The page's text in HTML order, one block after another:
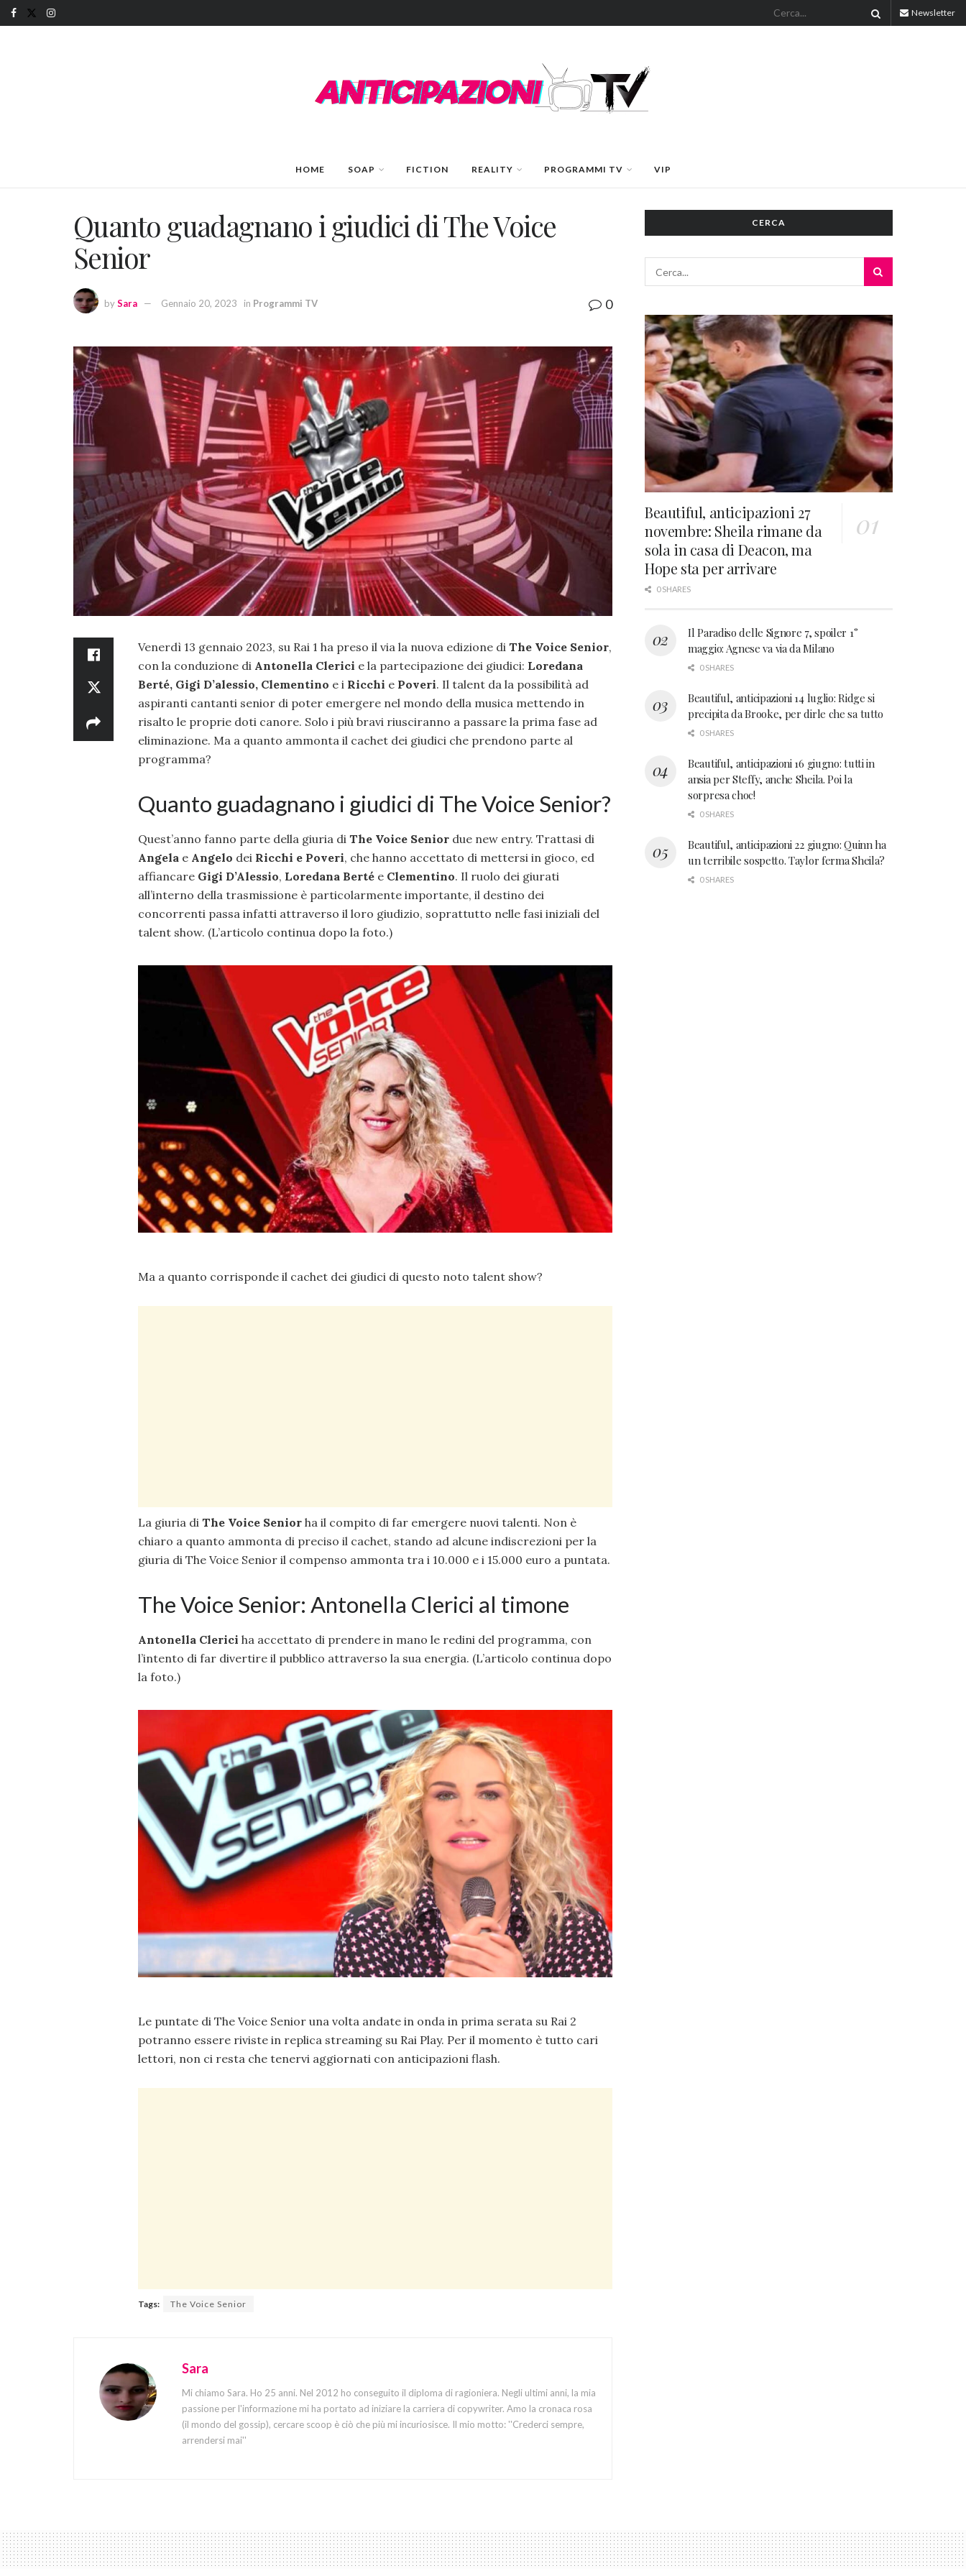
Newsletter
HOME SOAP FICTION REALITY PROGRAMMI TV VIP
Quanto guadagnano i giudici di The Voice
Senior
bySara Gennaio 20, 2023 in Programmi TV 0
Venerdì 13 gennaio 2023, su Rai 1 ha preso il via la nuova edizione di The Voice Senior,
con la conduzione di Antonella Clerici e la partecipazione dei giudici: Loredana
Berté, Gigi D’alessio, Clementino e i Ricchi e Poveri. Il talent da la possibilità ad
aspiranti cantanti senior di poter emergere nel mondo della musica mettendo in
risalto le proprie doti canore. Solo i più bravi riusciranno a passare la prima fase ad
eliminazione. Ma a quanto ammonta il cachet dei giudici che prendono parte al
programma?
Quanto guadagnano i giudici di The Voice Senior?
Quest’anno fanno parte della giuria di The Voice Senior due new entry. Trattasi di
Angela e Angelo dei Ricchi e Poveri, che hanno accettato di mettersi in gioco, ed
affiancare Gigi D’Alessio, Loredana Berté e Clementino. Il ruolo dei giurati
all’interno della trasmissione è particolarmente importante, il destino dei
concorrenti passa infatti attraverso il loro giudizio, soprattutto nelle fasi iniziali del
talent show. (L’articolo continua dopo la foto.)
Ma a quanto corrisponde il cachet dei giudici di questo noto talent show?
La giuria di The Voice Senior ha il compito di far emergere nuovi talenti. Non è
chiaro a quanto ammonta di preciso il cachet, stando ad alcune indiscrezioni per la
giuria di The Voice Senior il compenso ammonta tra i 10.000 e i 15.000 euro a puntata.
The Voice Senior: Antonella Clerici al timone
Antonella Clerici ha accettato di prendere in mano le redini del programma, con
l’intento di far divertire il pubblico attraverso la sua energia. (L’articolo continua dopo
la foto.)
Le puntate di The Voice Senior una volta andate in onda in prima serata su Rai 2
potranno essere riviste in replica streaming su Rai Play. Per il momento è tutto cari
lettori, non ci resta che tenervi aggiornati con anticipazioni flash.
Tags: The Voice Senior
Sara
Mi chiamo Sara. Ho 25 anni. Nel 2012 ho conseguito il diploma di ragioniera. Negli ultimi anni, la mia
passione per l'informazione mi ha portato ad iniziare la carriera di copywriter. Amo la cronaca rosa
(il mondo del gossip), cercare scoop è ciò che più mi incuriosisce. Il mio motto: ''Crederci sempre,
arrendersi mai''
CERCA
Beautiful, anticipazioni 27
novembre: Sheila rimane da
sola in casa di Deacon, ma
Hope sta per arrivare
0 SHARES
Il Paradiso delle Signore 7, spoiler 1°
maggio: Agnese va via da Milano
0 SHARES
Beautiful, anticipazioni 14 luglio: Ridge si
precipita da Brooke, per dirle che sa tutto
0 SHARES
Beautiful, anticipazioni 16 giugno: tutti in
ansia per Steffy, anche Sheila. Poi la
sorpresa choc!
0 SHARES
Beautiful, anticipazioni 22 giugno: Quinn ha
un terribile sospetto. Taylor ferma Sheila?
0 SHARES